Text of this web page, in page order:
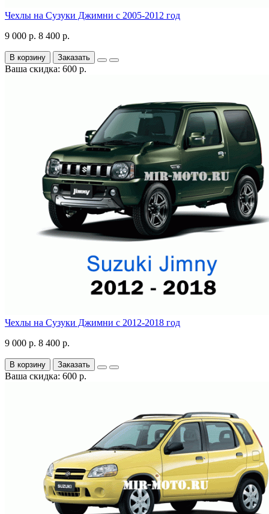
Чехлы на Сузуки Джимни с 2005-2012 год
9 000 р. 8 400 р.
В корзину Заказать
Ваша скидка: 600 р.
Чехлы на Сузуки Джимни с 2012-2018 год
9 000 р. 8 400 р.
В корзину Заказать
Ваша скидка: 600 р.